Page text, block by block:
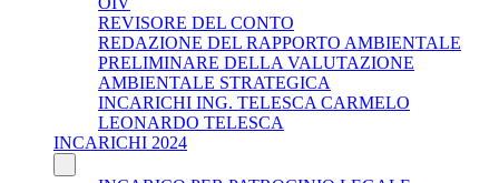
REVISORE DEL CONTO
REDAZIONE DEL RAPPORTO AMBIENTALE
PRELIMINARE DELLA VALUTAZIONE
AMBIENTALE STRATEGICA
INCARICHI ING. TELESCA CARMELO
LEONARDO TELESCA
INCARICHI 2024